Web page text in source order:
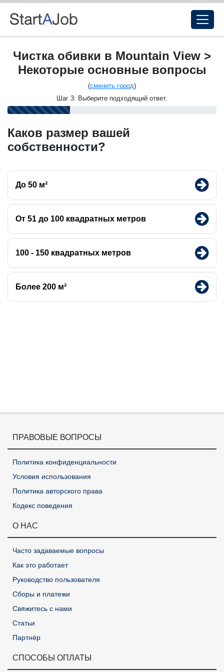
Чистка обивки в Mountain View >
Некоторые основные вопросы
(сменить город)
Шаг 3: Выберите подходящий ответ.
Каков размер вашей
собственности?
До 50 м²
От 51 до 100 квадратных метров
100 - 150 квадратных метров
Более 200 м²
ПРАВОВЫЕ ВОПРОСЫ
Политика конфиденциальности
Условия использования
Политика авторского права
Кодекс поведения
О НАС
Часто задаваемые вопросы
Как это работает
Руководство пользователя
Сборы и платежи
Свяжитесь с нами
Статьи
Партнёр
СПОСОБЫ ОПЛАТЫ